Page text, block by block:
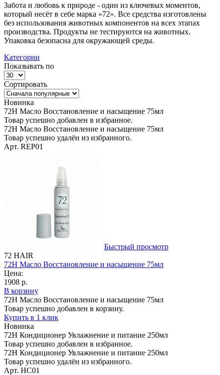
Забота и любовь к природе - один из ключевых моментов,
который несёт в себе марка «72». Все средства изготовлены
без использования животных компонентов на всех этапах
производства. Продукты не тестируются на животных.
Упаковка безопасна для окружающей среды.
Категории
Показывать по
Сортировать
Новинка
72H Масло Восстановление и насыщение 75мл
Товар успешно добавлен в избранное.
72H Масло Восстановление и насыщение 75мл
Товар успешно удалён из избранного.
Арт. REP01
Быстрый просмотр
72 HAIR
72H Масло Восстановление и насыщение 75мл
Цена:
1908 р.
В корзину
72H Масло Восстановление и насыщение 75мл
Товар успешно добавлен в корзину.
Купить в 1 клик
Новинка
72H Кондиционер Увлажнение и питание 250мл
Товар успешно добавлен в избранное.
72H Кондиционер Увлажнение и питание 250мл
Товар успешно удалён из избранного.
Арт. HC01